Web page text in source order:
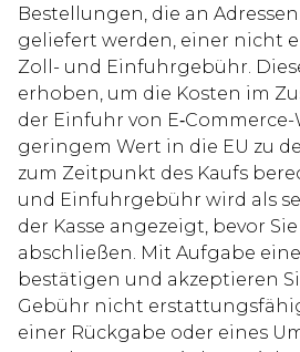
Bestellungen, die an
geliefert werden, einer nicht
Zoll- und Einfuhrgebühr.
erhoben, um die Kosten im
der Einfuhr von
geringem Wert in die EU zu
zum Zeitpunkt des Kaufs
und Einfuhrgebühr wird als
der Kasse angezeigt, bevor
abschließen. Mit Aufgabe
bestätigen und akzeptieren
Gebühr nicht
einer Rückgabe oder eines